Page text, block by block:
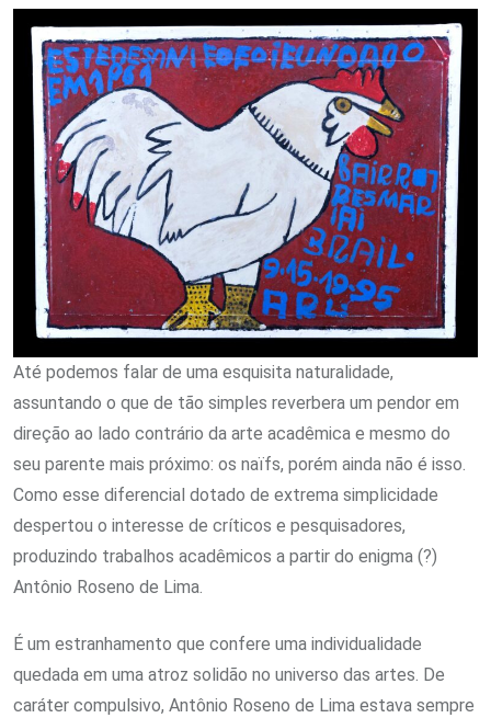
Até podemos falar de uma esquisita naturalidade,
assuntando o que de tão simples reverbera um pendor em
direção ao lado contrário da arte acadêmica e mesmo do
seu parente mais próximo: os naïfs, porém ainda não é isso.
Como esse diferencial dotado de extrema simplicidade
despertou o interesse de críticos e pesquisadores,
produzindo trabalhos acadêmicos a partir do enigma (?)
Antônio Roseno de Lima.
É um estranhamento que confere uma individualidade
quedada em uma atroz solidão no universo das artes. De
caráter compulsivo, Antônio Roseno de Lima estava sempre